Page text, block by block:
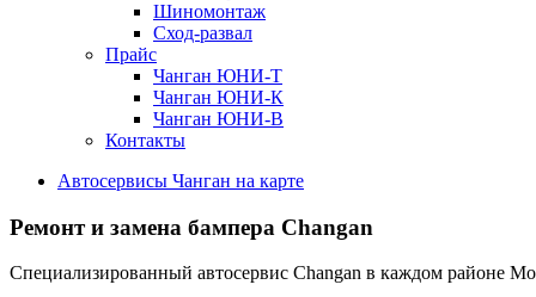
Шиномонтаж
Сход-развал
Прайс
Чанган ЮНИ-Т
Чанган ЮНИ-К
Чанган ЮНИ-В
Контакты
Автосервисы Чанган на карте
Ремонт и замена бампера Changan
Специализированный автосервис Changan в каждом районе